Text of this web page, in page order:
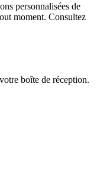
personnalisées de
moment. Consultez
boîte de réception.